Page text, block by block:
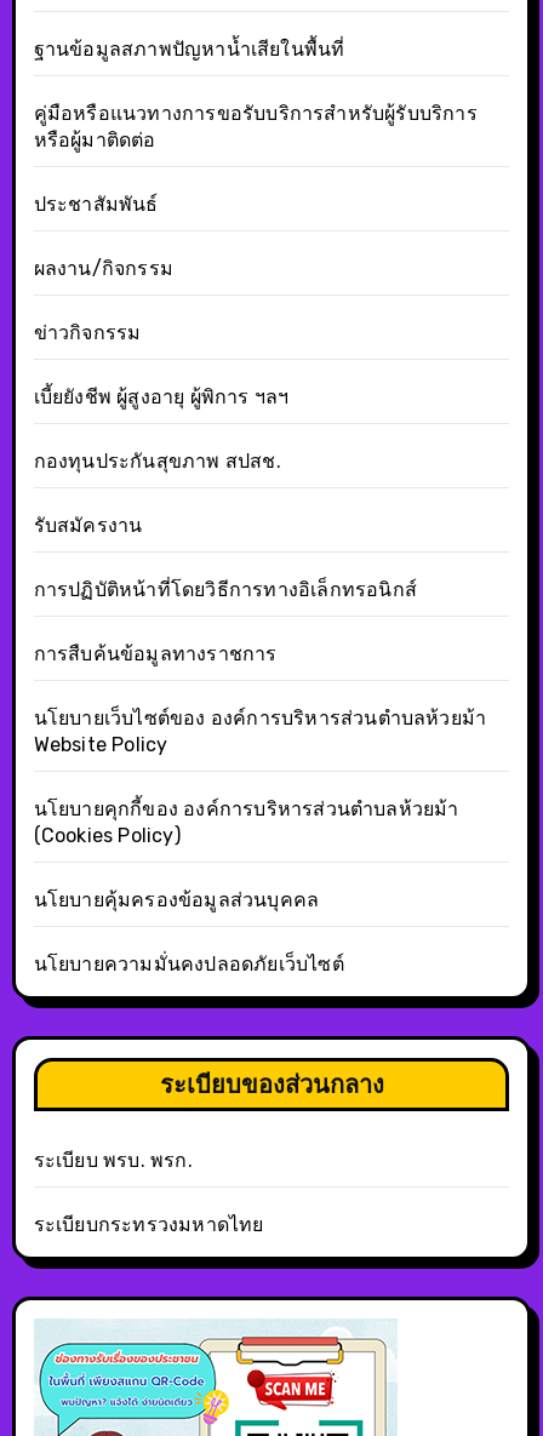
ฐานข้อมูลสภาพปัญหาน้ำเสียในพื้นที่
คู่มือหรือแนวทางการขอรับบริการสำหรับผู้รับบริการ
หรือผู้มาติดต่อ
ประชาสัมพันธ์
ผลงาน/กิจกรรม
ข่าวกิจกรรม
เบี้ยยังชีพ ผู้สูงอายุ ผู้พิการ ฯลฯ
กองทุนประกันสุขภาพ สปสช.
รับสมัครงาน
การปฏิบัติหน้าที่โดยวิธีการทางอิเล็กทรอนิกส์
การสืบค้นข้อมูลทางราชการ
นโยบายเว็บไซต์ของ องค์การบริหารส่วนตำบลห้วยม้า
Website Policy
นโยบายคุกกี้ของ องค์การบริหารส่วนตำบลห้วยม้า
(Cookies Policy)
นโยบายคุ้มครองข้อมูลส่วนบุคคล
นโยบายความมั่นคงปลอดภัยเว็บไซต์
ระเบียบของส่วนกลาง
ระเบียบ พรบ. พรก.
ระเบียบกระทรวงมหาดไทย